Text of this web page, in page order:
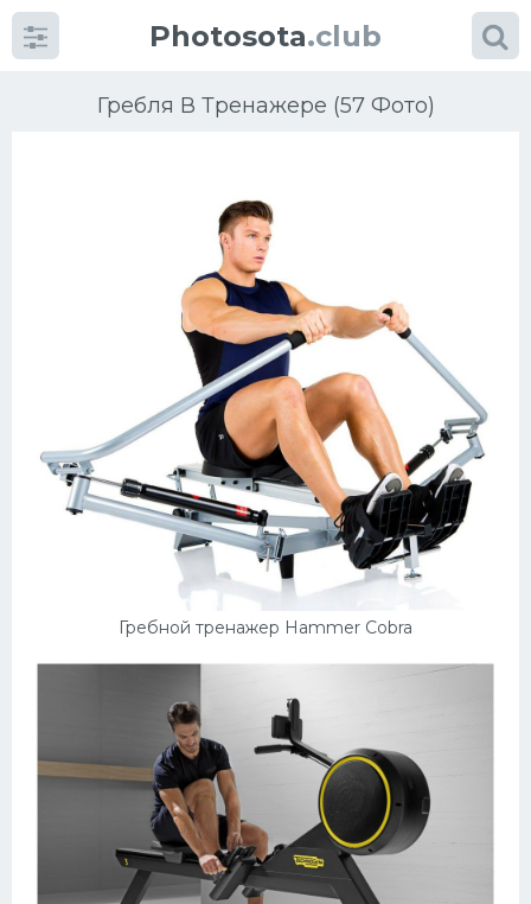
Photosota.club
Гребля В Тренажере (57 Фото)
Гребной тренажер Hammer Cobra
КатегорииФото
Баскетбол
Хоккей
Конькобежный спорт